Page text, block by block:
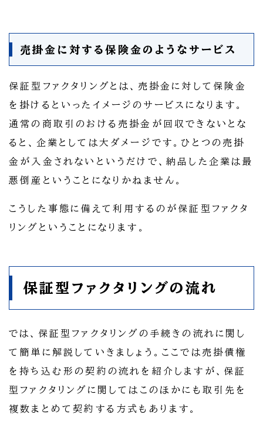
売掛金に対する保険金のようなサービス
保証型ファクタリングとは、売掛金に対して保険金
を掛けるといったイメージのサービスになります。
通常の商取引のおける売掛金が回収できないとな
ると、企業としては大ダメージです。ひとつの売掛
金が入金されないというだけで、納品した企業は最
悪倒産ということになりかねません。
こうした事態に備えて利用するのが保証型ファクタ
リングということになります。
保証型ファクタリングの流れ
では、保証型ファクタリングの手続きの流れに関し
て簡単に解説していきましょう。ここでは売掛債権
を持ち込む形の契約の流れを紹介しますが、保証
型ファクタリングに関してはこのほかにも取引先を
複数まとめて契約する方式もあります。